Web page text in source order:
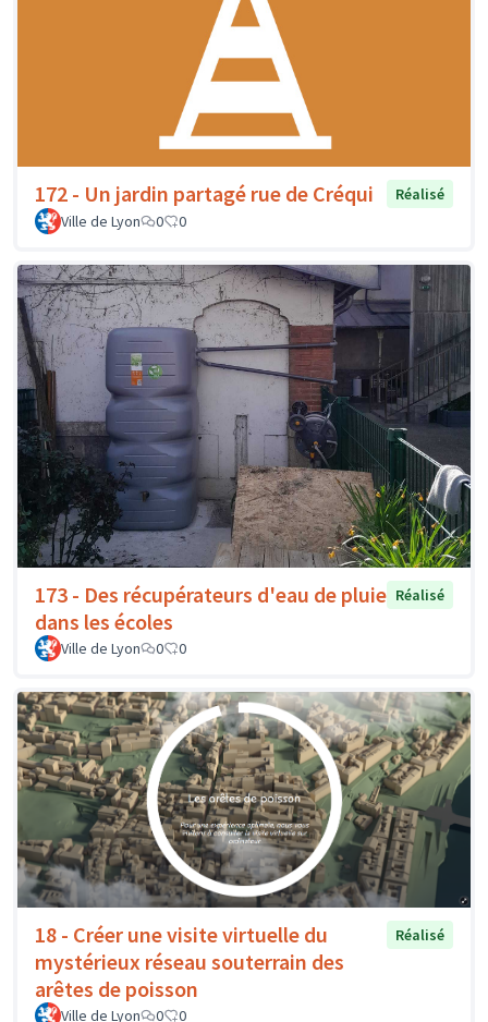
172 - Un jardin partagé rue de Créqui
Réalisé
Ville de Lyon
0 0
173 - Des récupérateurs d'eau de pluie
dans les écoles
Réalisé
Ville de Lyon 0 0
18 - Créer une visite virtuelle du
mystérieux réseau souterrain des
arêtes de poisson
Réalisé
Ville de Lyon 0 0